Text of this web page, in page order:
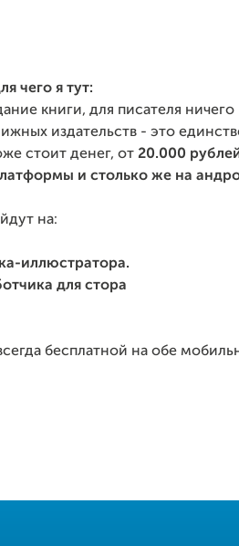
чего я тут:
книги, для писателя ничего
издательств - это
стоит денег, от 20.000
и столько же на
на:
иллюстратора.
для стора
бесплатной на обе